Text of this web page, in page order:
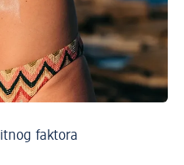
faktora